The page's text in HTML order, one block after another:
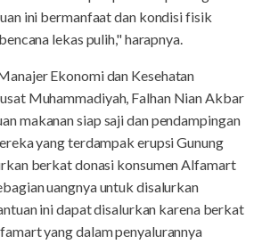
ini bermanfaat dan kondisi fisik
lekas pulih," harapnya.
Ekonomi dan Kesehatan
Muhammadiyah, Falhan Nian Akbar
makanan siap saji dan pendampingan
yang terdampak erupsi Gunung
berkat donasi konsumen Alfamart
uangnya untuk disalurkan
ini dapat disalurkan karena berkat
yang dalam penyalurannya